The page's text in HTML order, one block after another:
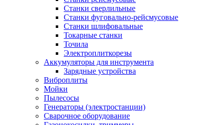
Станки сверлильные
Станки фуговально-рейсмусовые
Станки шлифовальные
Токарные станки
Точила
Электроплиткорезы
Аккумуляторы для инструмента
Зарядные устройства
Виброплиты
Мойки
Пылесосы
Генераторы (электростанции)
Сварочное оборудование